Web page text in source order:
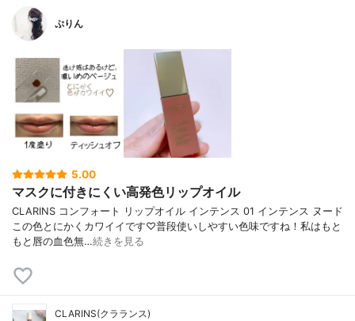
ぷりん
5.00
マスクに付きにくい高発色リップオイル
CLARINS コンフォート リップオイル インテンス 01 インテンス ヌード
この色とにかくカワイイです♡普段使いしやすい色味ですね！私はもと
もと唇の血色無…続きを見る
CLARINS(クラランス)